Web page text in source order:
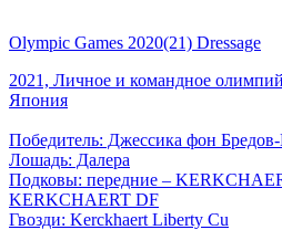
Olympic Games 2020(21) Dressage
2021, Личное и командное
Япония
Победитель: Джессика фон
Лошадь: Далера
Подковы: передние –
KERKCHAERT DF
Гвозди: Kerckhaert Liberty Cu